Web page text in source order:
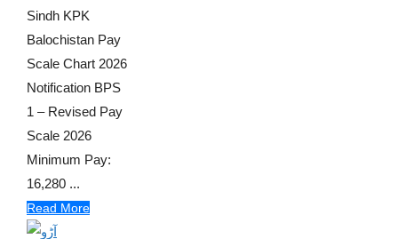
Sindh KPK
Balochistan Pay
Scale Chart 2026
Notification BPS
1 – Revised Pay
Scale 2026
Minimum Pay:
16,280 ...
Read More